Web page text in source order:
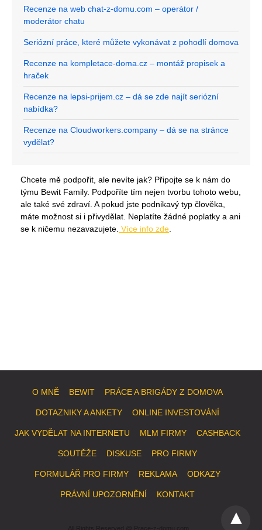
Recenze na web chat-z-domu.com – operátor /
moderátor chatu
Seriózní práce, které můžete vykonávat z pohodlí domova
Recenze na kompletace-doma.cz – montáž propisek a
hraček
Recenze na lepsi-prijem.cz – dá se zde najít seriózní
nabídka?
Recenze na Cloudworkers.company – dá se na stránce
vydělat?
Chcete mě podpořit, ale nevíte jak? Připojte se k nám do
týmu Bewit Family. Podpoříte tím nejen tvorbu tohoto webu,
ale také své zdraví. A pokud jste podnikavý typ člověka,
máte možnost si i přivydělat. Neplatíte žádné poplatky a ani
se k ničemu nezavazujete. Více info zde
O MNĚ BEWIT PRÁCE A BRIGÁDY Z DOMOVA
DOTAZNIKY A ANKETY ONLINE INVESTOVÁNÍ
JAK VYDĚLAT NA INTERNETU MLM FIRMY CASHBACK
SOUTĚŽE DISKUSE PRO FIRMY
FORMULÁŘ PRO FIRMY REKLAMA ODKAZY
PRÁVNÍ UPOZORNĚNÍ KONTAKT